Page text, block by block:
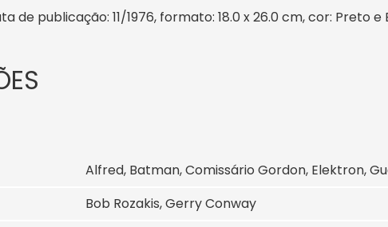
de publicação: 11/1976, formato: 18.0 x 26.0 cm, cor: Preto
Alfred, Batman, Comissário Gordon, Elektron,
Bob Rozakis, Gerry Conway